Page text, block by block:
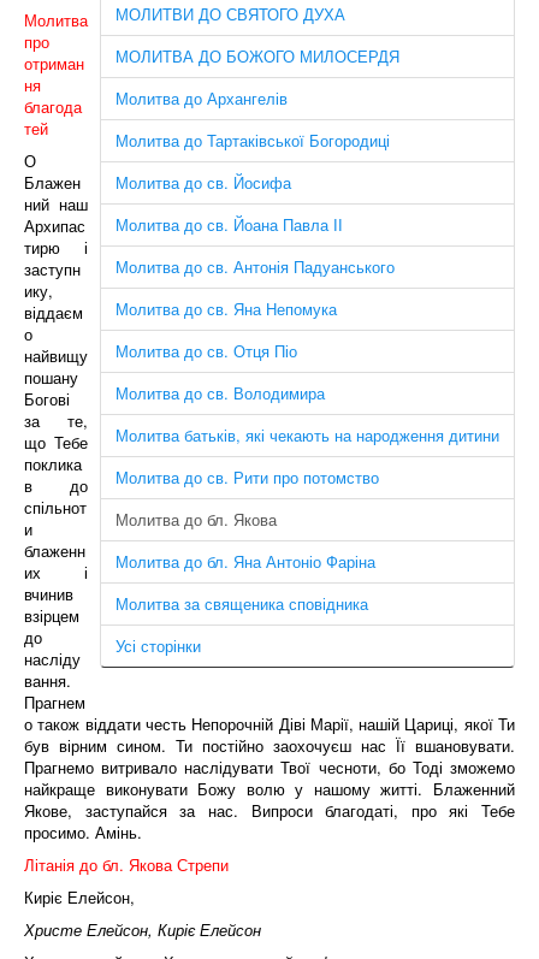
МОЛИТВИ ДО СВЯТОГО ДУХА
МОЛИТВА ДО БОЖОГО МИЛОСЕРДЯ
Молитва до Архангелів
Молитва до Тартаківської Богородиці
Молитва до св. Йосифа
Молитва до св. Йоана Павла ІІ
Молитва до св. Антонія Падуанського
Молитва до св. Яна Непомука
Молитва до св. Отця Піо
Молитва до св. Володимира
Молитва батьків, які чекають на народження дитини
Молитва до св. Рити про потомство
Молитва до бл. Якова
Молитва до бл. Яна Антоніо Фаріна
Молитва за священика сповідника
Усі сторінки
Молитва
про
отриман
ня
благода
тей
О
Блажен
ний наш
Архипас
тирю і
заступн
ику,
віддаєм
о
найвищу
пошану
Богові
за те,
що Тебе
поклика
в до
спільнот
и
блаженн
их і
вчинив
взірцем
до
насліду
вання.
Прагнем
о також віддати честь Непорочній Діві Марії, нашій Цариці, якої Ти
був вірним сином. Ти постійно заохочуєш нас Її вшановувати.
Прагнемо витривало наслідувати Твої чесноти, бо Тоді зможемо
найкраще виконувати Божу волю у нашому житті. Блаженний
Якове, заступайся за нас. Випроси благодаті, про які Тебе
просимо. Амінь.
Літанія до бл. Якова Стрепи
Киріє Елейсон,
Христе Елейсон, Киріє Елейсон